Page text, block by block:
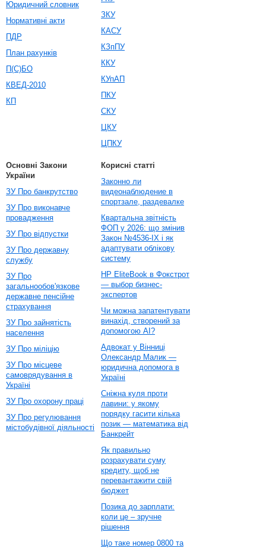
Юридичний словник
Нормативні акти
ПДР
План рахунків
П(С)БО
КВЕД-2010
КП
ЗКУ
КАСУ
КЗпПУ
ККУ
КУпАП
ПКУ
СКУ
ЦКУ
ЦПКУ
Основні Закони
України
ЗУ Про банкрутство
ЗУ Про виконавче
провадження
ЗУ Про відпустки
ЗУ Про державну
службу
ЗУ Про
загальнообов'язкове
державне пенсійне
страхування
ЗУ Про зайнятість
населення
ЗУ Про міліцію
ЗУ Про місцеве
самоврядування в
Україні
ЗУ Про охорону праці
ЗУ Про регулювання
містобудівної діяльності
Корисні статті
Законно ли
видеонаблюдение в
спортзале, раздевалке
Квартальна звітність
ФОП у 2026: що змінив
Закон №4536-IX і як
адаптувати облікову
систему
HP EliteBook в Фокстрот
— выбор бизнес-
экспертов
Чи можна запатентувати
винахід, створений за
допомогою AI?
Адвокат у Вінниці
Олександр Малик —
юридична допомога в
Україні
Сніжна куля проти
лавини: у якому
порядку гасити кілька
позик — математика від
Банкрейт
Як правильно
розрахувати суму
кредиту, щоб не
перевантажити свій
бюджет
Позика до зарплати:
коли це – зручне
рішення
Що таке номер 0800 та